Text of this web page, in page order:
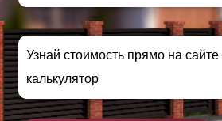
Узнай стоимость прямо на
калькулятор